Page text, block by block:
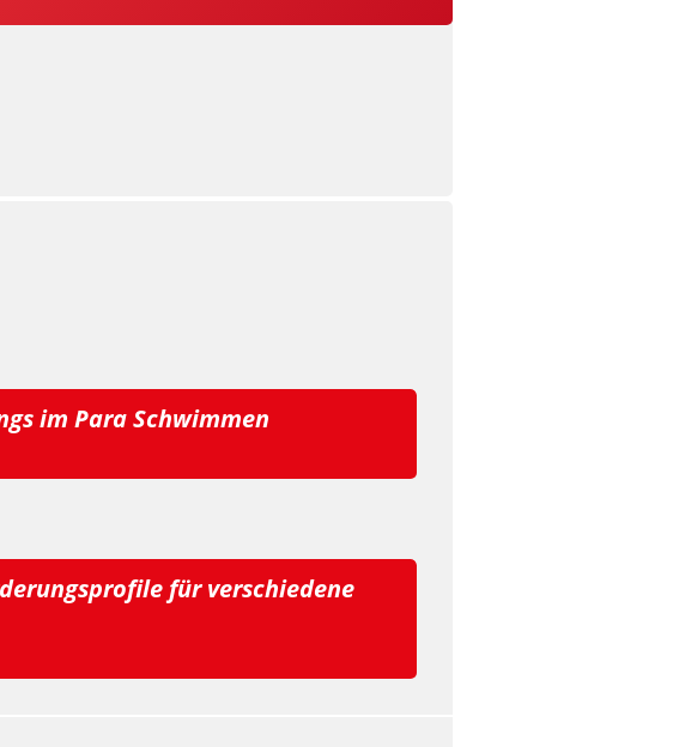
im Para Schwimmen
für verschiedene